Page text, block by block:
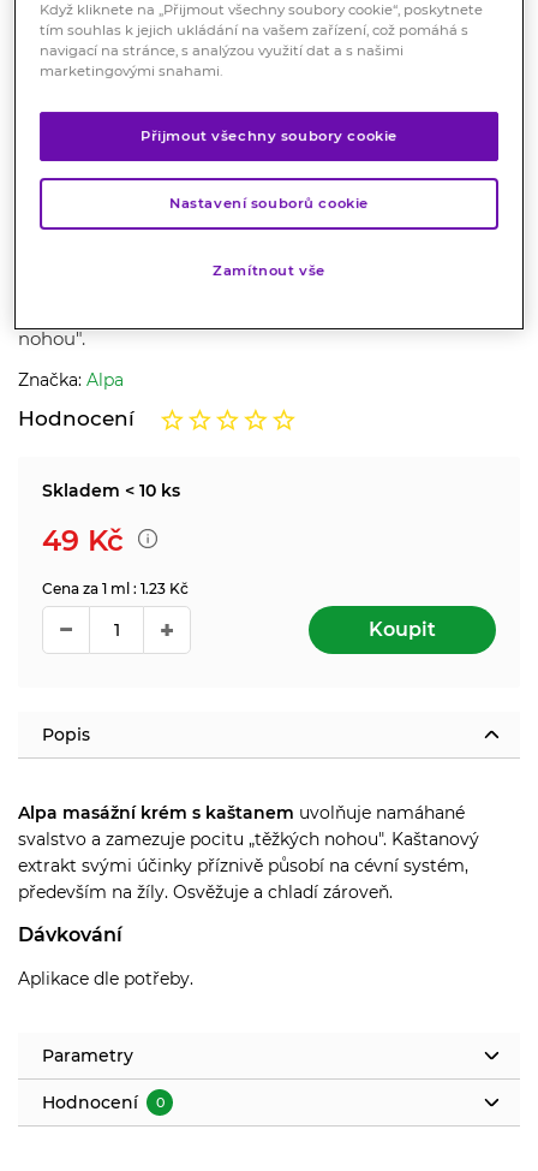
Alpa masážní krém s kaštanem
40 ml
nohou".
Značka: Alpa
Hodnocení
Skladem < 10 ks
49 Kč
Cena za 1 ml : 1.23 Kč
Koupit
Popis
Alpa masážní krém s kaštanem uvolňuje namáhané
svalstvo a zamezuje pocitu „těžkých nohou". Kaštanový
extrakt svými účinky příznivě působí na cévní systém,
především na žíly. Osvěžuje a chladí zároveň.
Dávkování
Aplikace dle potřeby.
Parametry
Hodnocení 0
Když kliknete na „Přijmout všechny soubory cookie“, poskytnete
tím souhlas k jejich ukládání na vašem zařízení, což pomáhá s
navigací na stránce, s analýzou využití dat a s našimi
marketingovými snahami.
Přijmout všechny soubory cookie
Nastavení souborů cookie
Zamítnout vše